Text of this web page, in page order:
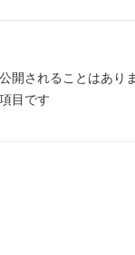
開されることはあり
目です